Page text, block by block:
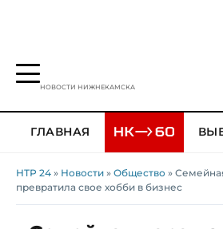
НОВОСТИ НИЖНЕКАМСКА
ГЛАВНАЯ
НТР 24 » Новости » Общество »
превратила свое хобби в бизнес